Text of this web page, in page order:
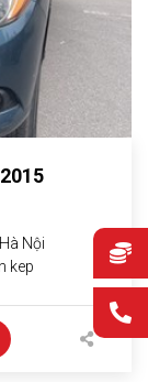
Nội
kep